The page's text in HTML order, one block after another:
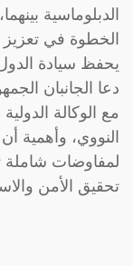
الدبلوماسية
الخطوة في تعزيز
يحفظ سيادة
دعا الجانبان
مع الوكالة
النووي، وأهمية
لمفاوضات شاملة
تحقيق الأمن